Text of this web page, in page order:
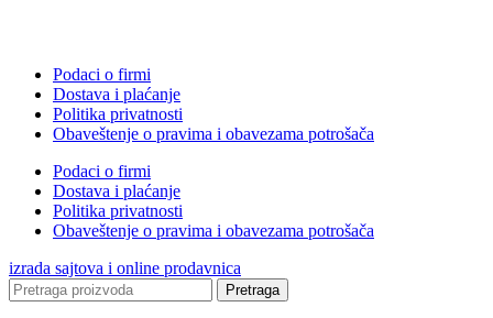
Podaci o firmi
Dostava i plaćanje
Politika privatnosti
Obaveštenje o pravima i obavezama potrošača
Podaci o firmi
Dostava i plaćanje
Politika privatnosti
Obaveštenje o pravima i obavezama potrošača
izrada sajtova i online prodavnica
Pretraga